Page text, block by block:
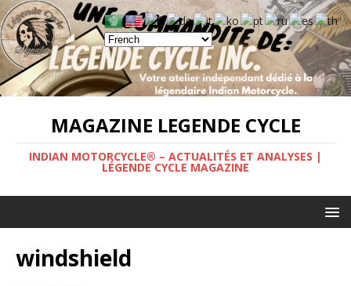
MAGAZINE LEGENDE CYCLE
INDIAN MOTORCYCLE® – ACTUALITÉS ET ANALYSES |
LÉGENDE CYCLE MAGAZINE
windshield